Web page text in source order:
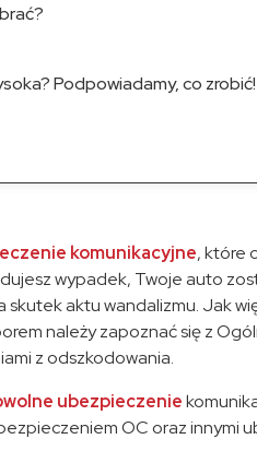
Podpowiadamy, co zrobić!
komunikacyjne, które
wypadek, Twoje auto
aktu wandalizmu. Jak
należy zapoznać się z
z odszkodowania.
ubezpieczenie
OC oraz innymi